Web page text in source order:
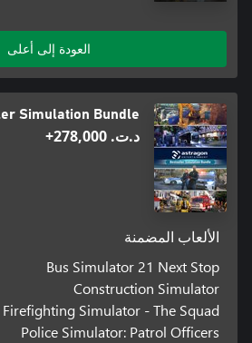
العودة إلى أعلى
Simulation Bundle
د.ت.‏ 278,000+
الألعاب المضمنة
Bus Simulator 21 Next Stop
Construction Simulator
Firefighting Simulator - The Squad
Police Simulator: Patrol Officers